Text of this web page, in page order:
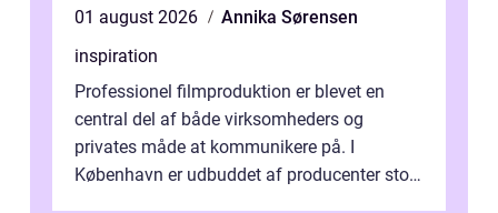
01 august 2026
Annika Sørensen
inspiration
Professionel filmproduktion er blevet en
central del af både virksomheders og
privates måde at kommunikere på. I
København er udbuddet af producenter stort,